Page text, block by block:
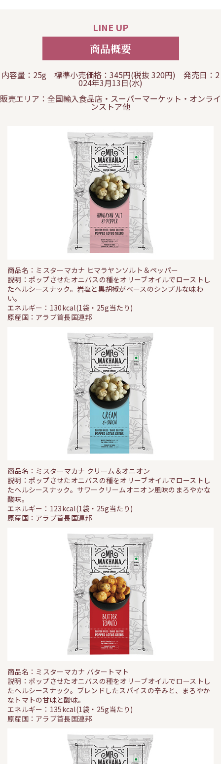
LINE UP
商品概要
内容量：25g 標準小売価格：345円(税抜 320円) 発売日：2
024年3月13日(水)
販売エリア：全国輸入食品店・スーパーマーケット・オンライ
ンストア他
商品名：ミスターマカナ ヒマラヤンソルト＆ペッパー
説明：ポップさせたオニバスの種をオリーブオイルでローストし
たヘルシースナック。岩塩と黒胡椒がベースのシンプルな味わ
い。
エネルギー：130kcal(1袋・25g当たり)
原産国：アラブ首長国連邦
商品名：ミスターマカナ クリーム＆オニオン
説明：ポップさせたオニバスの種をオリーブオイルでローストし
たヘルシースナック。サワークリームオニオン風味のまろやかな
酸味。
エネルギー：123kcal(1袋・25g当たり)
原産国：アラブ首長国連邦
商品名：ミスターマカナ バタートマト
説明：ポップさせたオニバスの種をオリーブオイルでローストし
たヘルシースナック。ブレンドしたスパイスの辛みと、まろやか
なトマトの甘味と酸味。
エネルギー：135kcal(1袋・25g当たり)
原産国：アラブ首長国連邦